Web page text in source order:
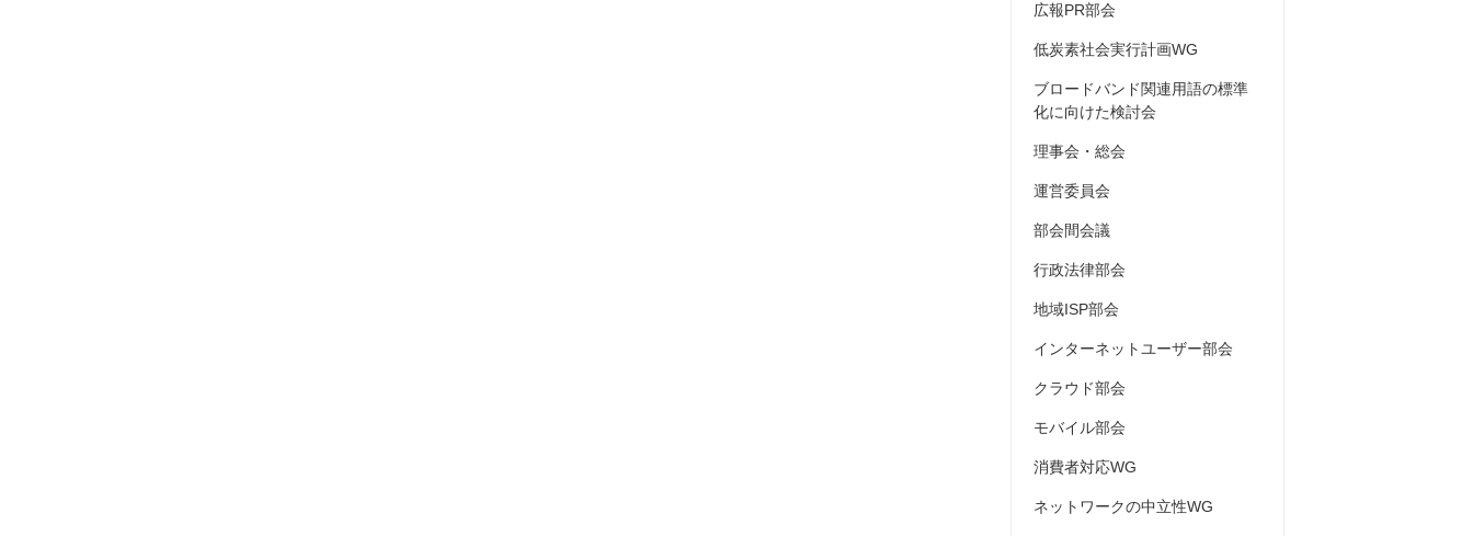
広報PR部会
低炭素社会実行計画WG
ブロードバンド関連用語の標準
化に向けた検討会
理事会・総会
運営委員会
部会間会議
行政法律部会
地域ISP部会
インターネットユーザー部会
クラウド部会
モバイル部会
消費者対応WG
ネットワークの中立性WG